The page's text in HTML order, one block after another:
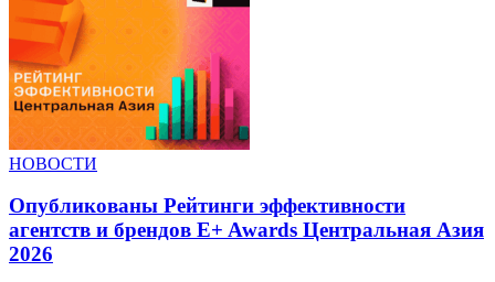
НОВОСТИ
Опубликованы Рейтинги эффективности
агентств и брендов E+ Awards Центральная Азия
2026